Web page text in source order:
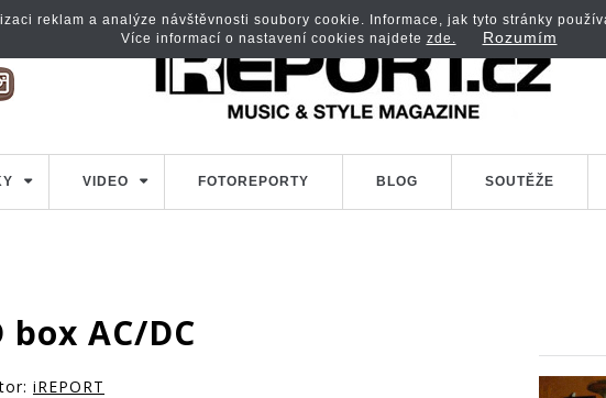
VIDEO FOTOREPORTY BLOG SOUTĚŽE
box AC/DC
iREPORT
reklam a analýze návštěvnosti soubory cookie. Informace, jak tyto stránky
Více informací o nastavení cookies najdete zde. Rozumím